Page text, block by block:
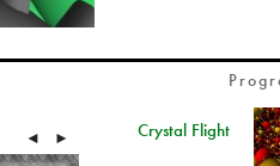
◄ ► Crystal Flight